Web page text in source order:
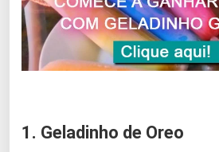
1. Geladinho de Oreo